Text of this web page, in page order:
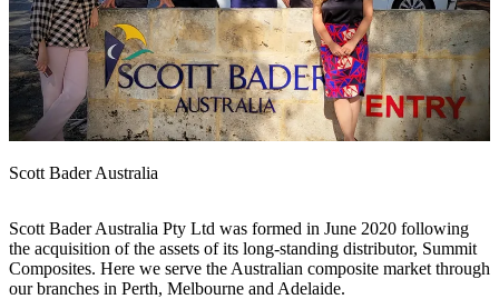
Scott Bader Australia
Scott Bader Australia Pty Ltd was formed in June 2020 following
the acquisition of the assets of its long-standing distributor, Summit
Composites. Here we serve the Australian composite market through
our branches in Perth, Melbourne and Adelaide.